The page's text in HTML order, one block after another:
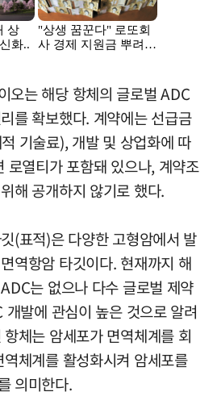
오는 해당 항체의 글로벌 ADC
를 확보했다. 계약에는 선급금
기술료), 개발 및 상업화에 따
로열티가 포함돼 있으나, 계약조
해 공개하지 않기로 했다.
(표적)은 다양한 고형암에서 발
역항암 타깃이다. 현재까지 해
는 없으나 다수 글로벌 제약
발에 관심이 높은 것으로 알려
체는 암세포가 면역체계를 회
체계를 활성화시켜 암세포를
의미한다.